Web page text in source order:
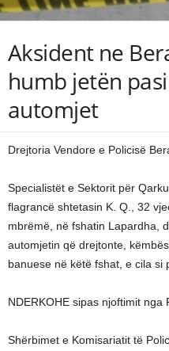
Aksident ne
humb jetën
automjet
Drejtoria Vendore e Policisë
Specialistët e Sektorit për
flagrancë shtetasin K. Q., 32
mbrëmë, në fshatin Lapardha,
automjetin që drejtonte,
banuese në këtë fshat, e cila si
NDERKOHE sipas njoftimit nga
Shërbimet e Komisariatit të